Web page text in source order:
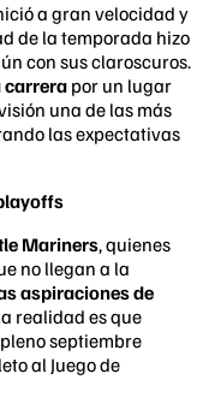
a gran velocidad y
de la temporada hizo
con sus claroscuros.
carrera por un lugar
una de las más
las expectativas
Mariners, quienes
no llegan a la
aspiraciones de
realidad es que
septiembre
al Juego de